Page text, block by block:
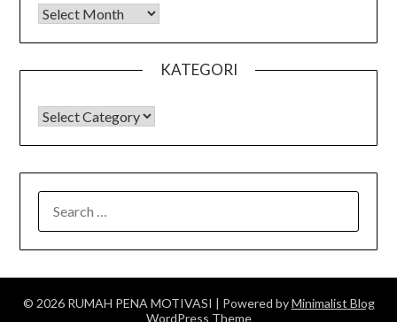
Arsip
KATEGORI
KATEGORI
FOR:
© 2026 RUMAH PENA MOTIVASI | Powered byMinimalist Blog
WordPress Theme